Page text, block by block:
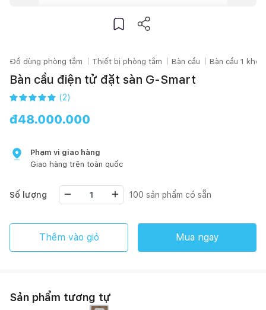
Đồ dùng phòng tắm Thiết bị phòng tắm Bàn cầu Bàn cầu 1 khối
Bàn cầu điện tử đặt sàn G-Smart
(2)
đ48.000.000
Phạm vi giao hàng
Giao hàng trên toàn quốc
Số lượng 100 sản phẩm có sẵn
Thêm vào giỏ Mua ngay
Sản phẩm tương tự